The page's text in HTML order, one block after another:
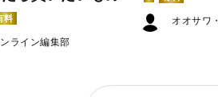
料
ライン編集部
オオサワ